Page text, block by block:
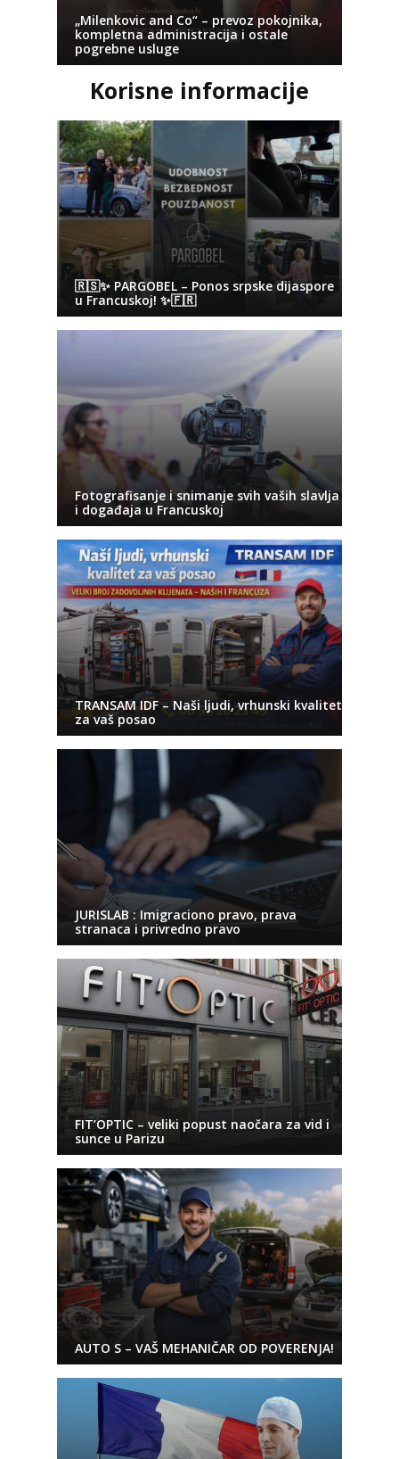
„Milenkovic and Co“ – prevoz pokojnika,
kompletna administracija i ostale
pogrebne usluge
Korisne informacije
🇷🇸✨ PARGOBEL – Ponos srpske dijaspore
u Francuskoj! ✨🇫🇷
Fotografisanje i snimanje svih vaših slavlja
i događaja u Francuskoj
TRANSAM IDF – Naši ljudi, vrhunski kvalitet
za vaš posao
JURISLAB : Imigraciono pravo, prava
stranaca i privredno pravo
FIT’OPTIC – veliki popust naočara za vid i
sunce u Parizu
AUTO S – VAŠ MEHANIČAR OD POVERENJA!